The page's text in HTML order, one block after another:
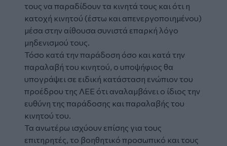
τους να παραδίδουν τα κινητά τους και ότι η
κατοχή κινητού (έστω και απενεργοποιημένου)
μέσα στην αίθουσα συνιστά επαρκή λόγο
μηδενισμού τους.
Τόσο κατά την παράδοση όσο και κατά την
παραλαβή του κινητού, ο υποψήφιος θα
υπογράψει σε ειδική κατάσταση ενώπιον του
προέδρου της ΛΕΕ ότι αναλαμβάνει ο ίδιος την
ευθύνη της παράδοσης και παραλαβής του
κινητού του.
Τα ανωτέρω ισχύουν επίσης για τους
επιτηρητές, το βοηθητικό προσωπικό και τους